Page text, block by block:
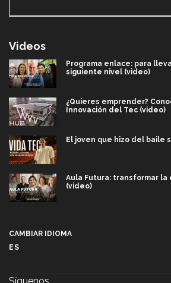
Videos
Programa enlace: para
siguiente nivel (video)
¿Quieres emprender?
Innovación del Tec (video)
El joven que hizo del baile
Aula Futura: transformar
(video)
CAMBIAR IDIOMA
ES